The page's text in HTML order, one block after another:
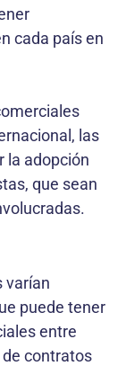
cada país en
las
la adopción
que sean
varían
puede tener
entre
de contratos